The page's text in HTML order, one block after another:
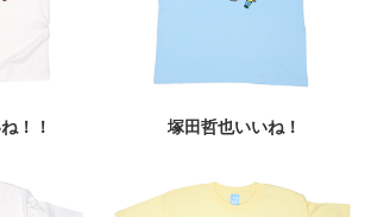
！！ 塚田哲也いいね！